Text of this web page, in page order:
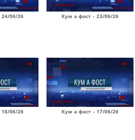
06/26 Кум а фост - 23/06/26
06/26 Кум а фост - 17/06/26